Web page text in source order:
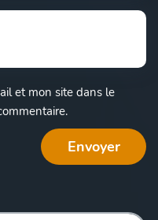
et mon site dans le